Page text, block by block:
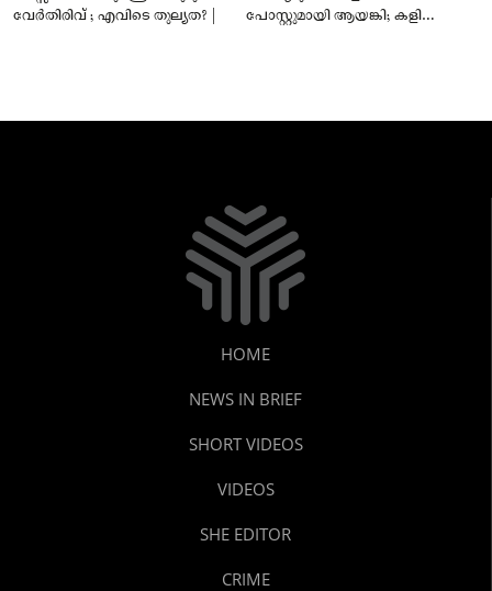
വേർതിരിവ് ; എവിടെ തുല്യത? |
പോസ്റ്റുമായി ആയങ്കി; കളി
HOME
NEWS IN BRIEF
SHORT VIDEOS
VIDEOS
SHE EDITOR
CRIME